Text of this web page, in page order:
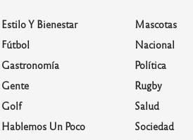
Estilo Y Bienestar
Fútbol
Gastronomía
Gente
Golf
Hablemos Un Poco
Mascotas
Nacional
Política
Rugby
Salud
Sociedad